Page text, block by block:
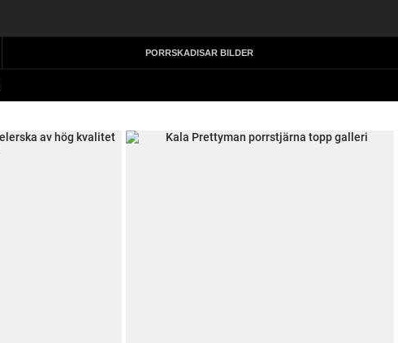
PORRSKADISAR BILDER